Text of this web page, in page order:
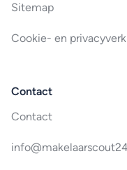
Sitemap
Cookie- en
Contact
Contact